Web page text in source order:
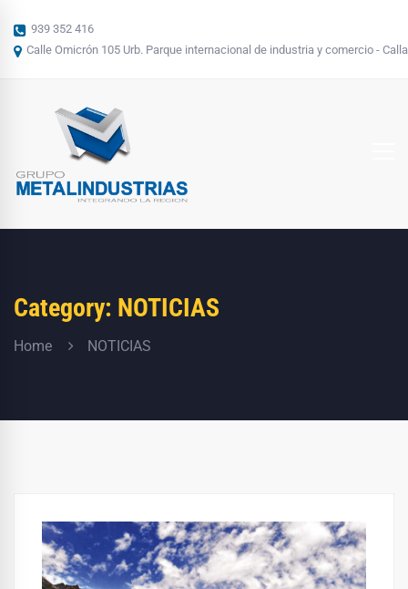
939 352 416
Calle Omicrón 105 Urb. Parque internacional de industria y comercio -
Category: NOTICIAS
Home NOTICIAS